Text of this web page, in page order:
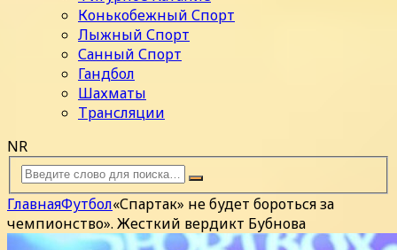
Конькобежный Спорт
Лыжный Спорт
Санный Спорт
Гандбол
Шахматы
Трансляции
NR
ГлавнаяФутбол«Спартак» не будет бороться за
чемпионство». Жесткий вердикт Бубнова